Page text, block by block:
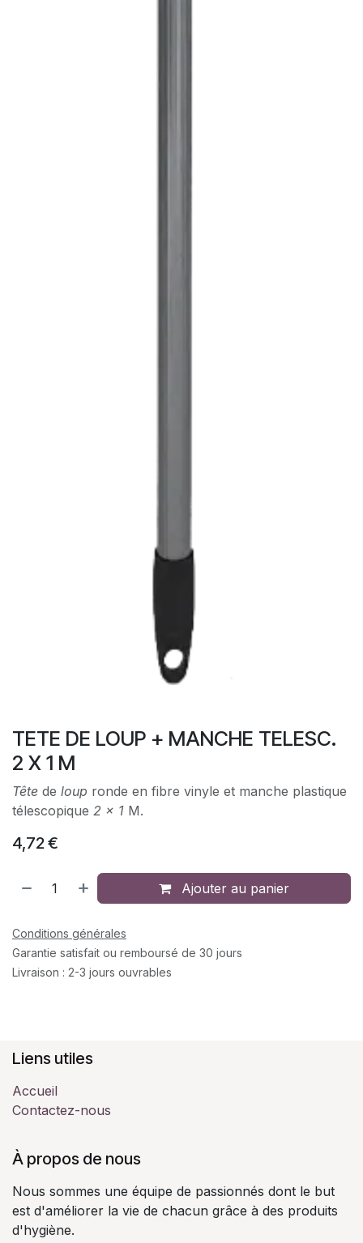
TETE DE LOUP + MANCHE TELESC.
2 X 1 M
Tête de loup ronde en fibre vinyle et manche plastique
télescopique 2 x 1 M.
4,72€
Ajouter au panier
Conditions générales
Garantie satisfait ou remboursé de 30 jours
Livraison : 2-3 jours ouvrables
Liens utiles
Accueil
Contactez-nous
À propos de nous
Nous sommes une équipe de passionnés dont le but
est d'améliorer la vie de chacun grâce à des produits
d'hygiène.